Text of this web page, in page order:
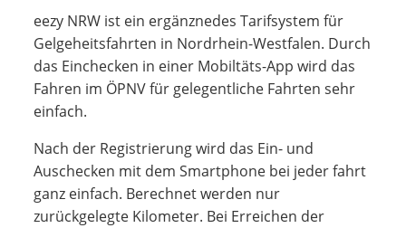
eezy NRW ist ein ergänznedes Tarifsystem für
Gelgeheitsfahrten in Nordrhein-Westfalen. Durch
das Einchecken in einer Mobiltäts-App wird das
Fahren im ÖPNV für gelegentliche Fahrten sehr
einfach.
Nach der Registrierung wird das Ein- und
Auschecken mit dem Smartphone bei jeder fahrt
ganz einfach. Berechnet werden nur
zurückgelegte Kilometer. Bei Erreichen der